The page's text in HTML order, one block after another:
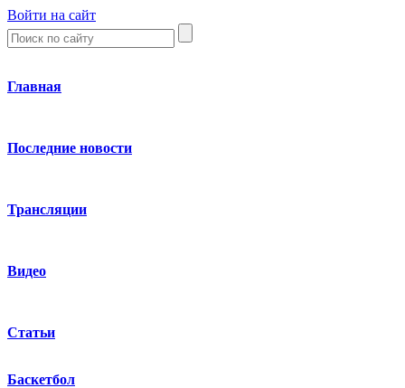
Войти на сайт
Главная
Последние новости
Трансляции
Видео
Статьи
Баскетбол